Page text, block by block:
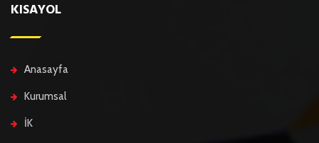
KISAYOL
Anasayfa
Kurumsal
İK